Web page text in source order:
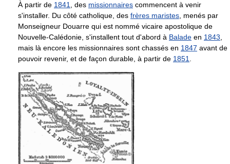
À partir de 1841 , des missionnaires commencent à venir
s'installer. Du côté catholique, des frères maristes , menés par
Monseigneur Douarre qui est nommé vicaire apostolique de
Nouvelle-Calédonie, s'installent tout d'abord à Balade en 1843
mais là encore les missionnaires sont chassés en 1847 avant de
pouvoir revenir, et de façon durable, à partir de 1851